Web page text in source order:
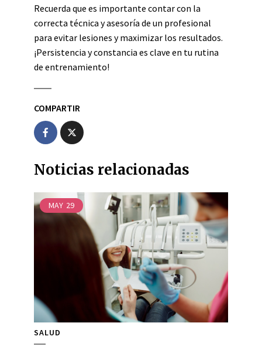
Recuerda que es importante contar con la
correcta técnica y asesoría de un profesional
para evitar lesiones y maximizar los resultados.
¡Persistencia y constancia es clave en tu rutina
de entrenamiento!
COMPARTIR
Noticias relacionadas
MAY 29
SALUD